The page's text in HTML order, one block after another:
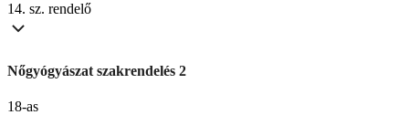
14. sz. rendelő
Nőgyógyászat szakrendelés 2
18-as